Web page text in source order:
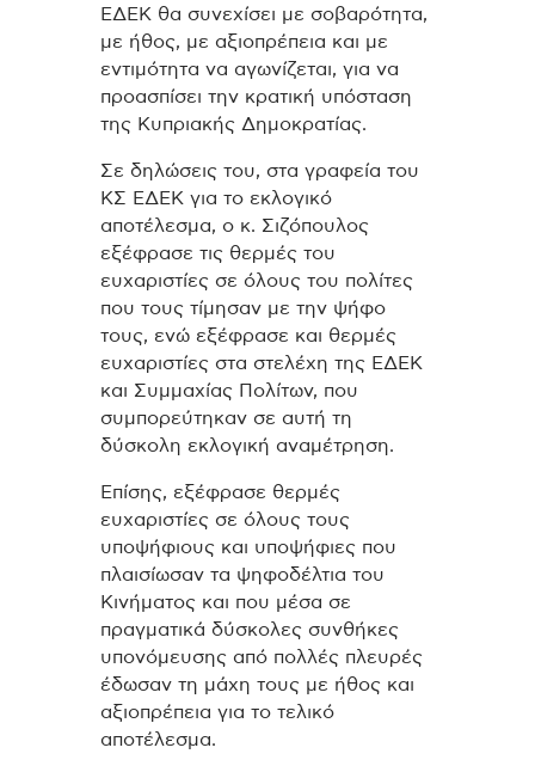
ΕΔΕΚ θα συνεχίσει με σοβαρότητα,
με ήθος, με αξιοπρέπεια και με
εντιμότητα να αγωνίζεται, για να
προασπίσει την κρατική υπόσταση
της Κυπριακής Δημοκρατίας.
Σε δηλώσεις του, στα γραφεία του
ΚΣ ΕΔΕΚ για το εκλογικό
αποτέλεσμα, ο κ. Σιζόπουλος
εξέφρασε τις θερμές του
ευχαριστίες σε όλους του πολίτες
που τους τίμησαν με την ψήφο
τους, ενώ εξέφρασε και θερμές
ευχαριστίες στα στελέχη της ΕΔΕΚ
και Συμμαχίας Πολίτων, που
συμπορεύτηκαν σε αυτή τη
δύσκολη εκλογική αναμέτρηση.
Επίσης, εξέφρασε θερμές
ευχαριστίες σε όλους τους
υποψήφιους και υποψήφιες που
πλαισίωσαν τα ψηφοδέλτια του
Κινήματος και που μέσα σε
πραγματικά δύσκολες συνθήκες
υπονόμευσης από πολλές πλευρές
έδωσαν τη μάχη τους με ήθος και
αξιοπρέπεια για το τελικό
αποτέλεσμα.